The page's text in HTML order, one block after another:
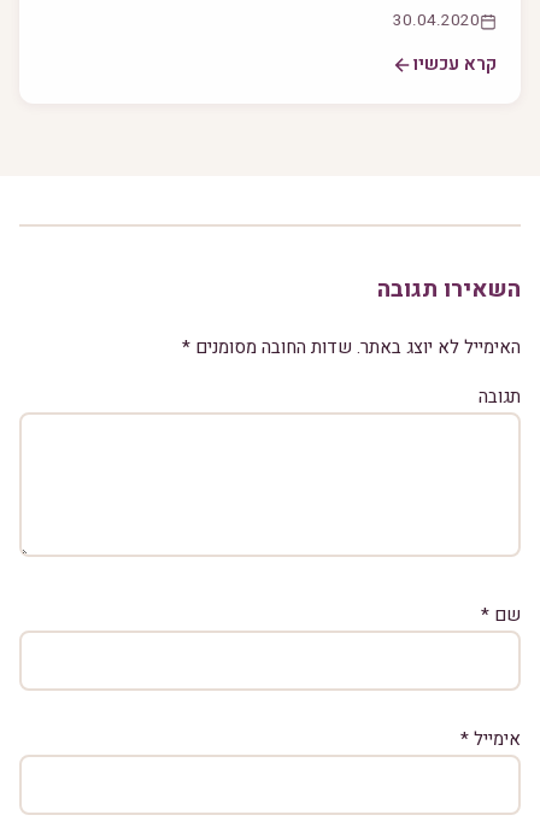
30.04.2020
קרא עכשיו
השאירו תגובה
האימייל לא יוצג באתר. שדות החובה מסומנים *
תגובה
שם *
אימייל*